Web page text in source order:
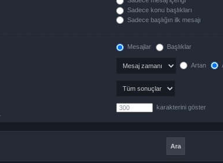
Sadece konu başlıkları
Sadece başlığın ilk mesajı
Mesajlar Başlıklar
Artan
karakterini göster